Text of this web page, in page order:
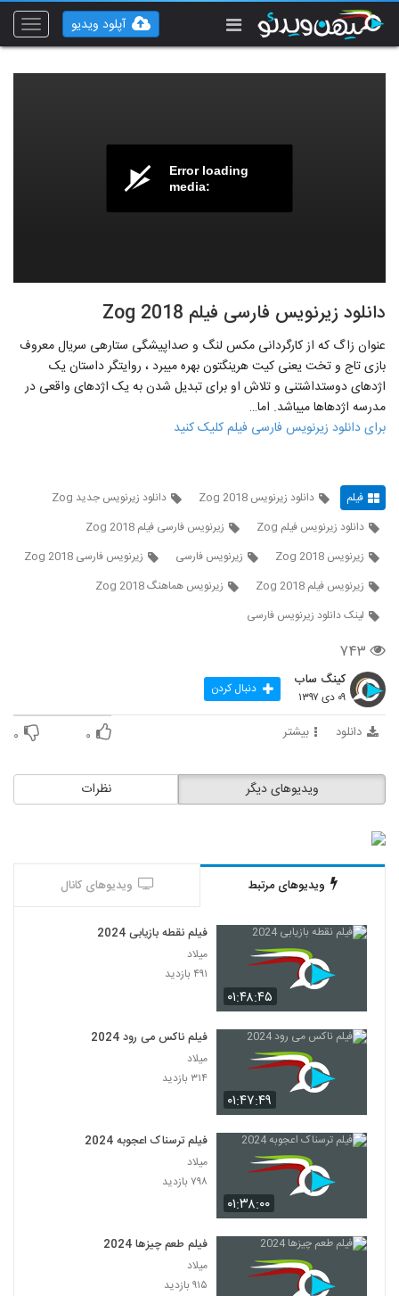
Toggle
آپلود ویدیو
Error loading
media:
دانلود زیرنویس فارسی فیلم Zog 2018
عنوان زاگ که از کارگردانی مکس لنگ و صداپیشگی ستاره‎ی سریال معروف
بازی تاج و تخت یعنی کیت هرینگتون بهره می‎برد ، روایتگر داستان یک
اژدهای دوست‎داشتنی و تلاش او برای تبدیل شدن به یک اژدهای واقعی در
مدرسه اژدهاها می‎باشد. اما…
برای دانلود زیرنویس فارسی فیلم کلیک کنید
فیلم دانلود زیرنویس Zog 2018
دانلود زیرنویس جدید Zog
دانلود زیرنویس فیلم Zog
زيرنويس فارسی فيلم Zog 2018
زیرنویس Zog 2018
زیرنویس فارسی
زیرنویس فارسی Zog 2018
زیرنویس فیلم Zog 2018
زیرنویس هماهنگ Zog 2018
لينک دانلود زيرنويس فارسی
۷۴۳
کینگ ساب
۰۹ دی ۱۳۹۷ دنبال کردن
دانلود بیشتر ۰ ۰
نظرات ویدیوهای دیگر
ویدیوهای مرتبط ویدیوهای کانال
۰۱:۴۸:۴۵
فیلم نقطه بازیابی 2024
میلاد
۴۹۱ بازدید
۰۱:۴۷:۴۹
فیلم ناکس می رود 2024
میلاد
۳۱۴ بازدید
۰۱:۳۸:۰۰
فیلم ترسناک اعجوبه 2024
میلاد
۷۹۸ بازدید
فیلم طعم چیزها 2024
میلاد
۹۱۵ بازدید